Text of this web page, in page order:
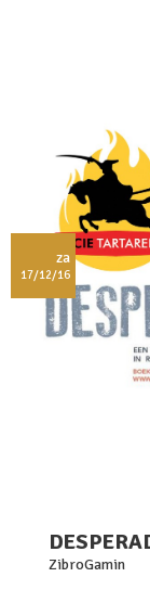
za
17/12/16
ZibroGamin